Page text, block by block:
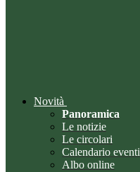
Novità
Panoramica
Le notizie
Le circolari
Calendario eventi
Albo online